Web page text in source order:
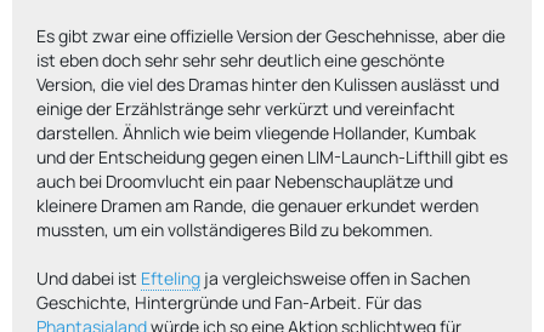
Es gibt zwar eine offizielle Version der Geschehnisse, aber die
ist eben doch sehr sehr sehr deutlich eine geschönte
Version, die viel des Dramas hinter den Kulissen auslässt und
einige der Erzählstränge sehr verkürzt und vereinfacht
darstellen. Ähnlich wie beim vliegende Hollander, Kumbak
und der Entscheidung gegen einen LIM-Launch-Lifthill gibt es
auch bei Droomvlucht ein paar Nebenschauplätze und
kleinere Dramen am Rande, die genauer erkundet werden
mussten, um ein vollständigeres Bild zu bekommen.
Und dabei ist Efteling ja vergleichsweise offen in Sachen
Geschichte, Hintergründe und Fan-Arbeit. Für das
Phantasialandwürde ich so eine Aktion schlichtweg für